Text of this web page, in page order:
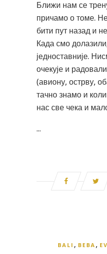
Ближи нам се
причамо о томе.
бити пут назад и
Када смо
једноставније.
очекује и
(авиону, острву,
тачно знамо и
нас све чека и
...
BALI , BEBA ,